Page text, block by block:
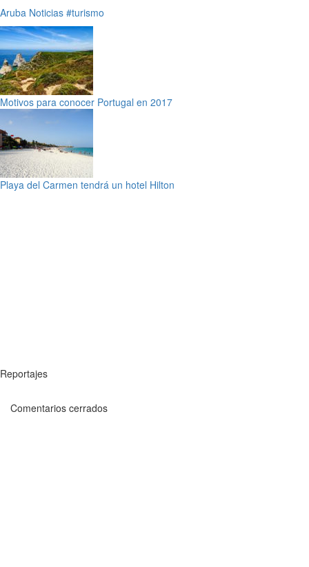
Aruba Noticias #turismo
Motivos para conocer Portugal en 2017
Playa del Carmen tendrá un hotel Hilton
Reportajes
Comentarios cerrados